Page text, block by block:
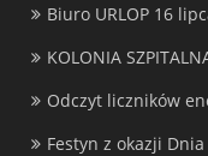
Biuro URLOP 16
KOLONIA
Odczyt liczników
Festyn z okazji Dnia